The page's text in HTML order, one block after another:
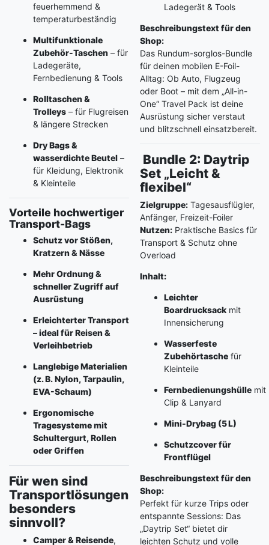
feuerhemmend &
temperaturbeständig
Multifunktionale
Zubehör-Taschen – für
Ladegeräte,
Fernbedienung & Tools
Rolltaschen &
Trolleys – für Flugreisen
& längere Strecken
Dry Bags &
wasserdichte Beutel –
für Kleidung, Elektronik
& Kleinteile
Vorteile hochwertiger
Transport-Bags
Schutz vor Stößen,
Kratzern & Nässe
Mehr Ordnung &
schneller Zugriff auf
Ausrüstung
Erleichterter Transport
– ideal für Reisen &
Verleihbetrieb
Langlebige Materialien
(z. B. Nylon, Tarpaulin,
EVA-Schaum)
Ergonomische
Tragesysteme mit
Schultergurt, Rollen
oder Griffen
Für wen sind
Transportlösungen
besonders
sinnvoll?
Camper & Reisende,
Ladegerät & Tools
Beschreibungstext für den
Shop:
Das Rundum-sorglos-Bundle
für deinen mobilen E-Foil-
Alltag: Ob Auto, Flugzeug
oder Boot – mit dem „All-in-
One“ Travel Pack ist deine
Ausrüstung sicher verstaut
und blitzschnell einsatzbereit.
Bundle 2: Daytrip
Set „Leicht &
flexibel“
Zielgruppe:Tagesausflügler,
Anfänger, Freizeit-Foiler
Nutzen:Praktische Basics für
Transport & Schutz ohne
Overload
Inhalt:
Leichter
Boardrucksackmit
Innensicherung
Wasserfeste
Zubehörtaschefür
Kleinteile
Fernbedienungshüllemit
Clip & Lanyard
Mini-Drybag (5 L)
Schutzcover für
Frontflügel
Beschreibungstext für den
Shop:
Perfekt für kurze Trips oder
entspannte Sessions: Das
„Daytrip Set“ bietet dir
leichten Schutz und volle